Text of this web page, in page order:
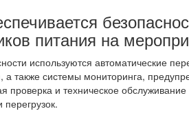
питания на
используются автоматические
а также системы мониторинга,
проверка и техническое